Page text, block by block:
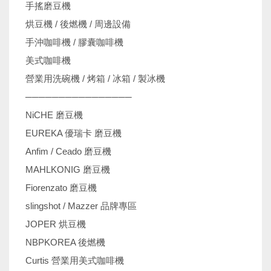
手搖磨豆機
烘豆機 / 後燃機 / 周邊設備
手沖咖啡機 / 膠囊咖啡機
美式咖啡機
營業用洗碗機 / 烤箱 / 冰箱 / 製冰機
────────────────
NiCHE 磨豆機
EUREKA 優瑞卡 磨豆機
Anfim / Ceado 磨豆機
MAHLKONIG 磨豆機
Fiorenzato 磨豆機
slingshot / Mazzer 品牌專區
JOPER 烘豆機
NBPKOREA 後燃機
Curtis 營業用美式咖啡機